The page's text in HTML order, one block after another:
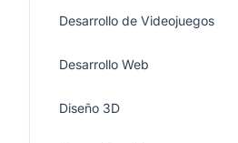
Desarrollo de Videojuegos
Desarrollo Web
Diseño 3D